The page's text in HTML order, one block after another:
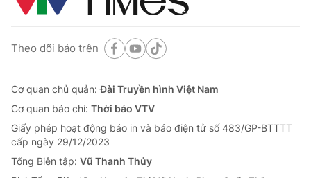
Theo dõi báo trên
Cơ quan chủ quản:Đài Truyền hình Việt Nam
Cơ quan báo chí: Thời báo VTV
Giấy phép hoạt động báo in và báo điện tử số 483/GP-BTTTT
cấp ngày 29/12/2023
Tổng Biên tập: Vũ Thanh Thủy